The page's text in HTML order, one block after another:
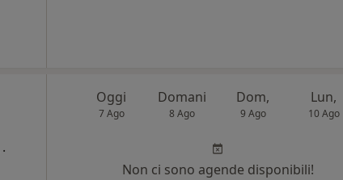
·
Oggi
7 Ago
Domani
8 Ago
Dom,
9 Ago
Lun,
10 Ago
Non ci sono agende disponibili!